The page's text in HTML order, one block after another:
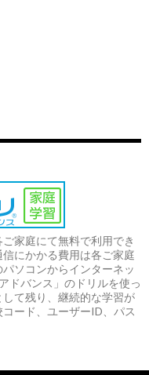
家庭にて無料で利用でき
にかかる費用は各ご家庭
ソコンからインターネッ
ドバンス」のドリルを使っ
て残り、継続的な学習が
ード、ユーザーID、パス